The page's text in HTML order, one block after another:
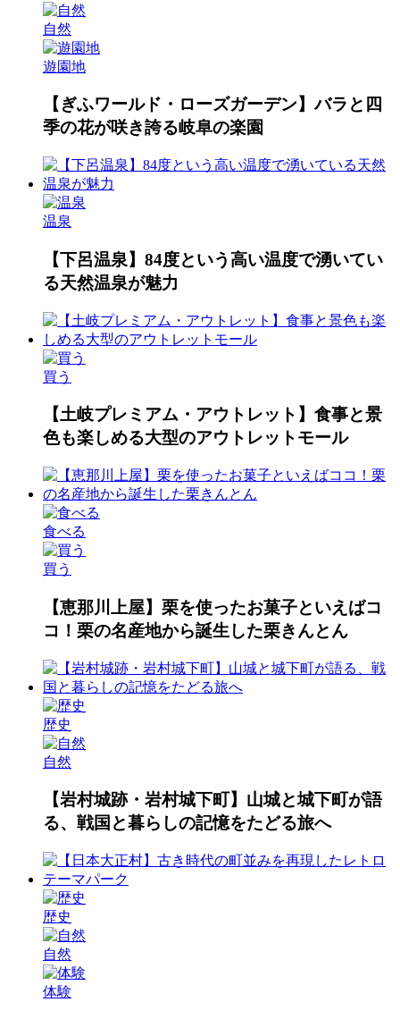
自然
遊園地
【ぎふワールド・ローズガーデン】バラと四
季の花が咲き誇る岐阜の楽園
温泉
【下呂温泉】84度という高い温度で湧いてい
る天然温泉が魅力
買う
【土岐プレミアム・アウトレット】食事と景
色も楽しめる大型のアウトレットモール
食べる
買う
【恵那川上屋】栗を使ったお菓子といえばコ
コ！栗の名産地から誕生した栗きんとん
歴史
自然
【岩村城跡・岩村城下町】山城と城下町が語
る、戦国と暮らしの記憶をたどる旅へ
歴史
自然
体験